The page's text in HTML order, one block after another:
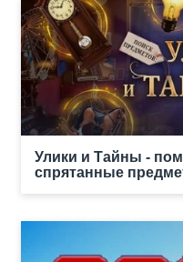
Улики и Тайны -
спрятанные